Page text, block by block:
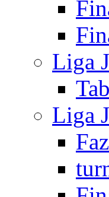
Liga
Liga